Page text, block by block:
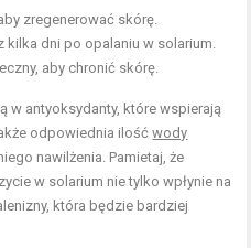
zregenerować skórę.
dni po opalaniu w solarium.
aby chronić skórę.
w antyoksydanty, które wspierają
odpowiednia ilośćwody
nawilżenia. Pamietaj, że
w solarium nie tylko wpłynie na
która będzie bardziej